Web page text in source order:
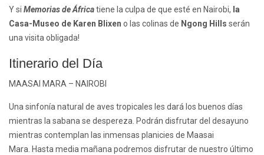
Y si Memorias de Áfricatiene la culpa de que esté en Nairobi, la
Casa-Museo de Karen Blixen o las colinas de Ngong Hills serán
una visita obligada!
Itinerario del Día
MAASAI MARA – NAIROBI
Una sinfonía natural de aves tropicales les dará los buenos días
mientras la sabana se despereza. Podrán disfrutar del desayuno
mientras contemplan las inmensas planicies de Maasai
Mara. Hasta media mañana podremos disfrutar de nuestro último